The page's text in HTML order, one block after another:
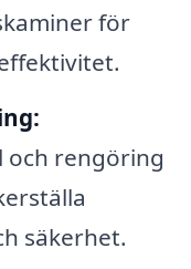
för
och rengöring
säkerhet.